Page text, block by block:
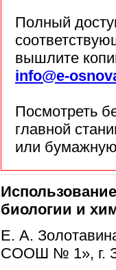
Полный
вышлите
info@e-
Посмотреть
главной
или
биологии и
Е. А.
СООШ № 1», г.